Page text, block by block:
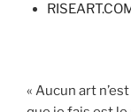
« Aucun art